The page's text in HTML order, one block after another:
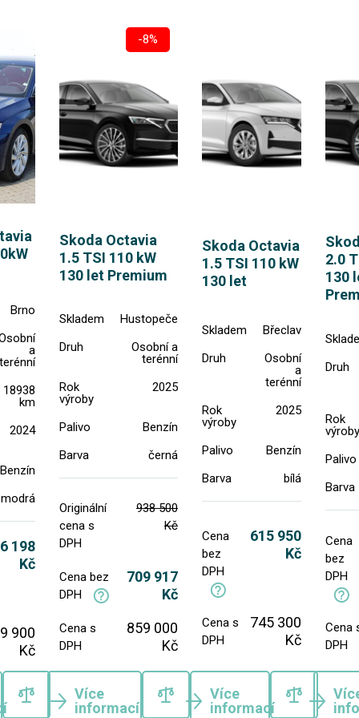
Brno
a
terénní
18938
km
2024
Benzín
modrá
198
Kč
900
Kč
-8%
Skoda Octavia
1.5 TSI 110 kW
130 let Premium
Skladem
Hustopeče
Druh
Osobní a
terénní
Rok
výroby
2025
Palivo
Benzín
Barva
černá
Originální
cena s
DPH
938 500
Kč
Cena bez
DPH
709 917
Kč
Cena s
DPH
859 000
Kč
Více
informací
Skoda Octavia
1.5 TSI 110 kW
130 let
Skladem
Břeclav
Druh
Osobní
a
terénní
Rok
výroby
2025
Palivo
Benzín
Barva
bílá
Cena
bez
DPH
615 950
Kč
Cena s
DPH
745 300
Kč
Více
informací
2.0
130
Druh
Rok
výroby
Palivo
Barva
Cena
bez
DPH
Cena
DPH